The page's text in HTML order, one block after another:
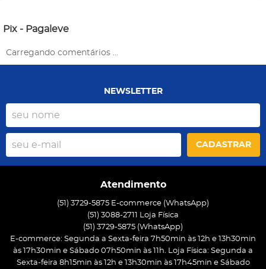
Pix - Pagaleve
Carregando comentários ...
NEWSLETTER
CADASTRAR
Atendimento
(51) 3729-5875 E-commerce (WhatsApp)
(51) 3088-2711 Loja Física
(51) 3729-5875 (WhatsApp)
E-commerce: Segunda a Sexta-feira 7h50min às 12h e 13h30min
às 17h30min e Sábado 07h50min às 11h. Loja Física: Segunda a
Sexta-feira 8h15min às 12h e 13h30min às 17h45min e Sábado